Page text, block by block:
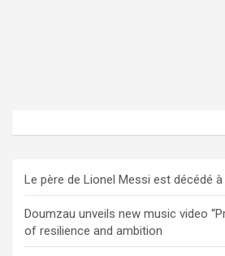
Le père de Lionel Messi est décédé à
Doumzau unveils new music video
of resilience and ambition